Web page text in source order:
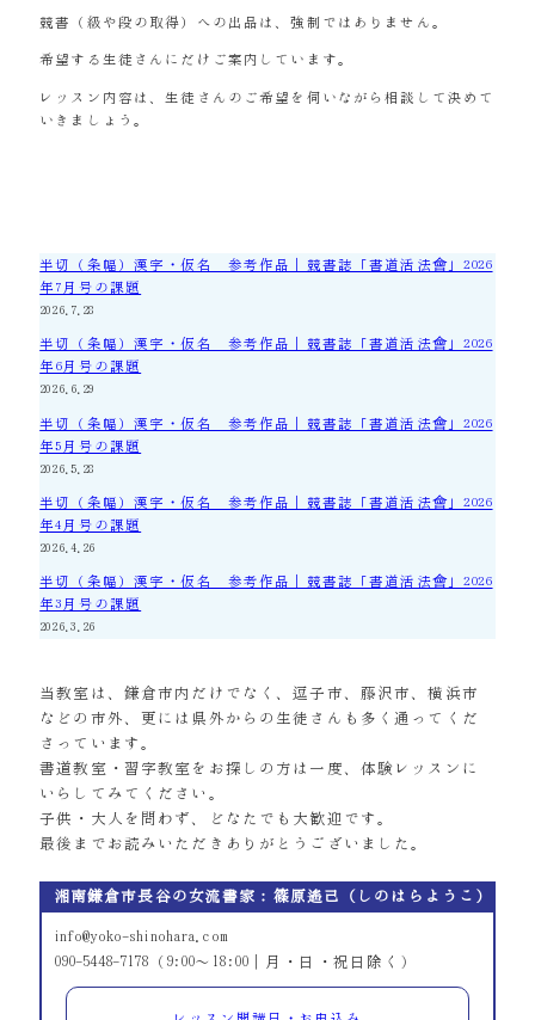
競書（級や段の取得）への出品は、強制ではありません。
希望する生徒さんにだけご案内しています。
レッスン内容は、生徒さんのご希望を伺いながら相談して決めて
いきましょう。
半切（条幅）漢字・仮名 参考作品｜競書誌「書道活法會」2026
年7月号の課題
2026.7.28
半切（条幅）漢字・仮名 参考作品｜競書誌「書道活法會」2026
年6月号の課題
2026.6.29
半切（条幅）漢字・仮名 参考作品｜競書誌「書道活法會」2026
年5月号の課題
2026.5.28
半切（条幅）漢字・仮名 参考作品｜競書誌「書道活法會」2026
年4月号の課題
2026.4.26
半切（条幅）漢字・仮名 参考作品｜競書誌「書道活法會」2026
年3月号の課題
2026.3.26
当教室は、鎌倉市内だけでなく、逗子市、藤沢市、横浜市
などの市外、更には県外からの生徒さんも多く通ってくだ
さっています。
書道教室・習字教室をお探しの方は一度、体験レッスンに
いらしてみてください。
子供・大人を問わず、どなたでも大歓迎です。
最後までお読みいただきありがとうございました。
湘南鎌倉市長谷の女流書家：篠原遙己（しのはらようこ）
info@yoko-shinohara.com
090-5448-7178（9:00～18:00｜月・日・祝日除く）